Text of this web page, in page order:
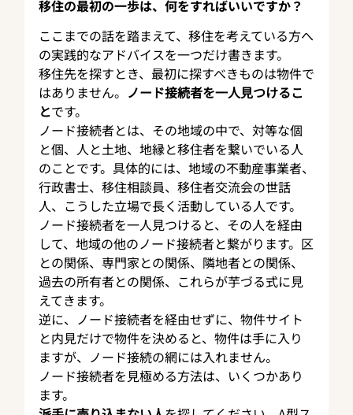
移住の最初の一歩は、何をすればいいですか？
ここまでの話を踏まえて、移住を考えている方へ
の実践的なアドバイスを一つだけ書きます。
移住先を探すとき、最初に探すべきものは物件で
はありません。 ノード接続者を一人見つけるこ
とです。
ノード接続者とは、その地域の中で、対等な個
と個、人と土地、地縁と移住者を繋いでいる人
のことです。具体的には、地域の不動産事業者、
行政書士、移住相談員、移住者交流会の世話
人、こうした立場で長く活動している人です。
ノード接続者を一人見つけると、その人を経由
して、地域の他のノード接続者と繋がります。区
との関係、専門家との関係、隣地者との関係、
過去の所有者との関係、これらが芋づる式に見
えてきます。
逆に、ノード接続者を経由せずに、物件サイト
と内見だけで物件を決めると、物件は手に入り
ますが、ノード接続の網には入れません。
ノード接続者を見極める方法は、いくつかあり
ます。